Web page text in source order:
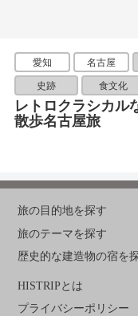
愛知 名古屋
史跡 食文化
レトロクラシカル
散歩名古屋旅
旅の目的地を探す
旅のテーマを探す
歴史的な建造物の宿を
HISTRIPとは
プライバシーポリシー